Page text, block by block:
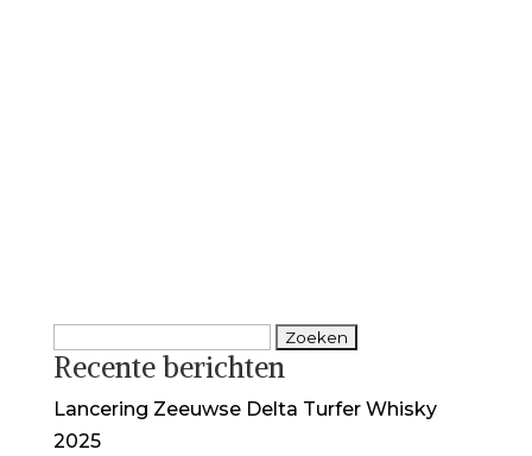
naar:
Recente berichten
Lancering Zeeuwse Delta Turfer Whisky
2025